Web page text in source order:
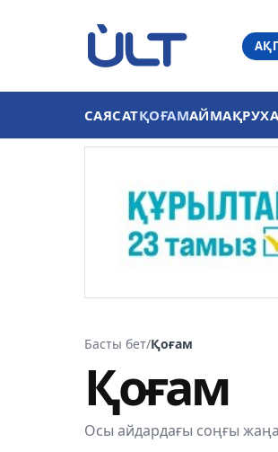
САЯСАТҚОҒАМАЙМАҚ
Басты бет/Қоғам
Қоғам
Осы айдардағы соңғы